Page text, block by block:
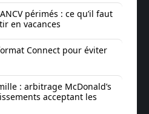
périmés : ce qu’il faut
en vacances
Connect pour éviter
: arbitrage McDonald’s
acceptant les